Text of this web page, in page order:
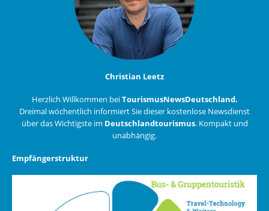
Christian Leetz
Herzlich Willkommen beiTourismusNewsDeutschland.
Dreimal wöchentlich informiert Sie dieser kostenlose Newsdienst
über das Wichtigste im Deutschlandtourismus. Kompakt und
unabhängig.
Empfängerstruktur